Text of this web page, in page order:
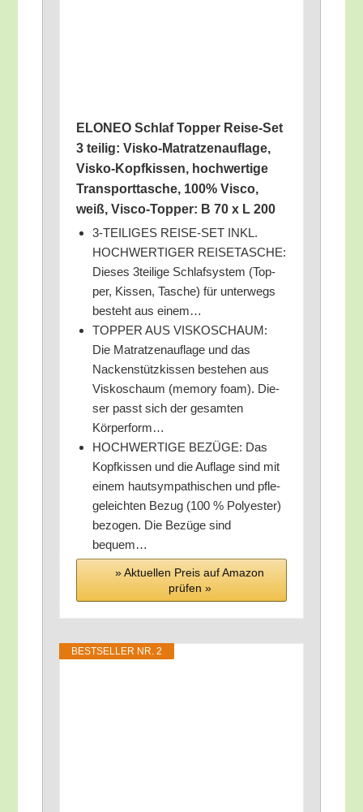
ELONEO Schlaf Top­per Rei­se-Set
3 teil­ig: Vis­ko-Matrat­zen­auf­la­ge,
Vis­ko-Kopf­kis­sen, hoch­wer­ti­ge
Trans­port­ta­sche, 100% Vis­co,
weiß, Vis­co-Top­per: B 70 x L 200
3‑TEILIGES REISE-SET INKL.
HOCHWERTIGER REISETASCHE:
Die­ses 3teilige Schlaf­sys­tem (Top­
per, Kis­sen, Tasche) für unter­wegs
besteht aus einem…
TOPPER AUS VISKOSCHAUM:
Die Matrat­zen­auf­la­ge und das
Nacken­stütz­kis­sen bestehen aus
Vis­ko­schaum (memo­ry foam). Die­
ser passt sich der gesam­ten
Körperform…
HOCHWERTIGE BEZÜGE: Das
Kopf­kis­sen und die Auf­la­ge sind mit
einem haut­sym­pa­thi­schen und pfle­
ge­leich­ten Bezug (100 % Poly­es­ter)
bezo­gen. Die Bezü­ge sind
bequem…
» Aktu­el­len Preis auf Ama­zon
prü­fen »
BEST­SEL­LER NR. 2